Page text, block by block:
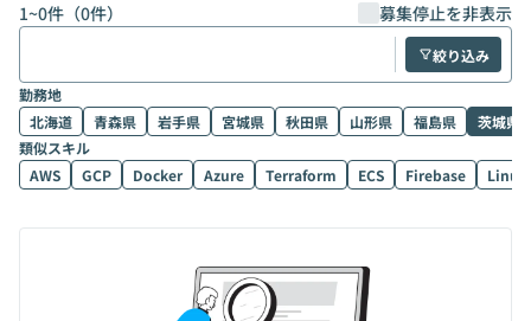
1~0件（0件） 募集停止を非表示
絞り込み
勤務地
北海道
青森県 岩手県 宮城県 秋田県 山形県 福島県
茨城県
類似スキル
AWS
GCP Docker Azure Terraform ECS Firebase Linux